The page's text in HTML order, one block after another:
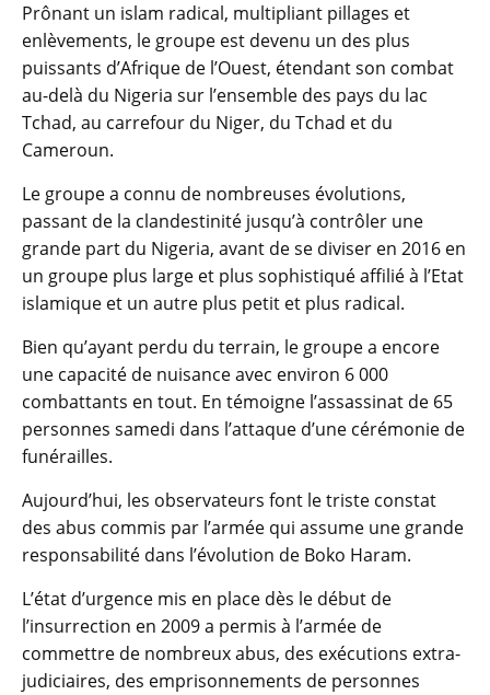
Prônant un islam radical, multipliant pillages et
enlèvements, le groupe est devenu un des plus
puissants d’Afrique de l’Ouest, étendant son combat
au-delà du Nigeria sur l’ensemble des pays du lac
Tchad, au carrefour du Niger, du Tchad et du
Cameroun.
Le groupe a connu de nombreuses évolutions,
passant de la clandestinité jusqu’à contrôler une
grande part du Nigeria, avant de se diviser en 2016 en
un groupe plus large et plus sophistiqué affilié à l’Etat
islamique et un autre plus petit et plus radical.
Bien qu’ayant perdu du terrain, le groupe a encore
une capacité de nuisance avec environ 6 000
combattants en tout. En témoigne l’assassinat de 65
personnes samedi dans l’attaque d’une cérémonie de
funérailles.
Aujourd’hui, les observateurs font le triste constat
des abus commis par l’armée qui assume une grande
responsabilité dans l’évolution de Boko Haram.
L’état d’urgence mis en place dès le début de
l’insurrection en 2009 a permis à l’armée de
commettre de nombreux abus, des exécutions extra-
judiciaires, des emprisonnements de personnes